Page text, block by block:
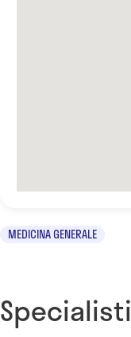
MEDICINA GENERALE
Specialisti